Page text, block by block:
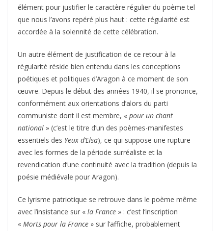
élément pour justifier le caractère régulier du poème tel
que nous l’avons repéré plus haut : cette régularité est
accordée à la solennité de cette célébration.
Un autre élément de justification de ce retour à la
régularité réside bien entendu dans les conceptions
poétiques et politiques d’Aragon à ce moment de son
œuvre. Depuis le début des années 1940, il se prononce,
conformément aux orientations d’alors du parti
communiste dont il est membre, « pour un chant
national » (c’est le titre d’un des poèmes-manifestes
essentiels des Yeux d’Elsa), ce qui suppose une rupture
avec les formes de la période surréaliste et la
revendication d’une continuité avec la tradition (depuis la
poésie médiévale pour Aragon).
Ce lyrisme patriotique se retrouve dans le poème même
avec l’insistance sur « la France » : c’est l’inscription
« Morts pour la France » sur l’affiche, probablement